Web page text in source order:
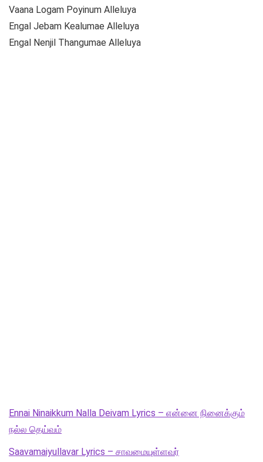
Vaana Logam Poyinum Alleluya
Engal Jebam Kealumae Alleluya
Engal Nenjil Thangumae Alleluya
Ennai Ninaikkum Nalla Deivam Lyrics – என்னை நினைக்கும்
நல்ல தெய்வம்
Saavamaiyullavar Lyrics – சாவமையுள்ளவர்